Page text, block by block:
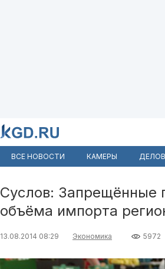
ВСЕ НОВОСТИ КАМЕРЫ
Суслов: Запрещённые
объёма импорта
13.08.2014 08:29 Экономика 5972